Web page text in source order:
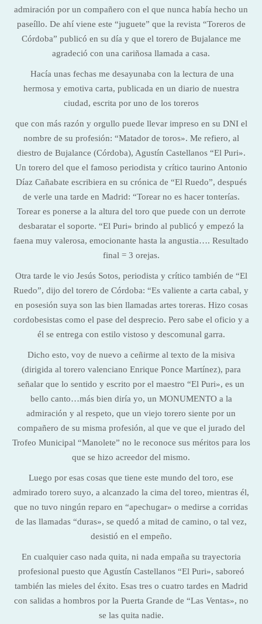
admiración por un compañero con el que nunca había hecho un
paseíllo. De ahí viene este “juguete” que la revista “Toreros de
Córdoba” publicó en su día y que el torero de Bujalance me
agradeció con una cariñosa llamada a casa.
Hacía unas fechas me desayunaba con la lectura de una
hermosa y emotiva carta, publicada en un diario de nuestra
ciudad, escrita por uno de los toreros
que con más razón y orgullo puede llevar impreso en su DNI el
nombre de su profesión: “Matador de toros». Me refiero, al
diestro de Bujalance (Córdoba), Agustín Castellanos “El Puri».
Un torero del que el famoso periodista y crítico taurino Antonio
Díaz Cañabate escribiera en su crónica de “El Ruedo”, después
de verle una tarde en Madrid: “Torear no es hacer tonterías.
Torear es ponerse a la altura del toro que puede con un derrote
desbaratar el soporte. “El Puri» brindo al publicó y empezó la
faena muy valerosa, emocionante hasta la angustia…. Resultado
final = 3 orejas.
Otra tarde le vio Jesús Sotos, periodista y crítico también de “El
Ruedo”, dijo del torero de Córdoba: “Es valiente a carta cabal, y
en posesión suya son las bien llamadas artes toreras. Hizo cosas
cordobesistas como el pase del desprecio. Pero sabe el oficio y a
él se entrega con estilo vistoso y descomunal garra.
Dicho esto, voy de nuevo a ceñirme al texto de la misiva
(dirigida al torero valenciano Enrique Ponce Martínez), para
señalar que lo sentido y escrito por el maestro “El Puri», es un
bello canto…más bien diría yo, un MONUMENTO a la
admiración y al respeto, que un viejo torero siente por un
compañero de su misma profesión, al que ve que el jurado del
Trofeo Municipal “Manolete” no le reconoce sus méritos para los
que se hizo acreedor del mismo.
Luego por esas cosas que tiene este mundo del toro, ese
admirado torero suyo, a alcanzado la cima del toreo, mientras él,
que no tuvo ningún reparo en “apechugar» o medirse a corridas
de las llamadas “duras», se quedó a mitad de camino, o tal vez,
desistió en el empeño.
En cualquier caso nada quita, ni nada empaña su trayectoria
profesional puesto que Agustín Castellanos “El Puri», saboreó
también las mieles del éxito. Esas tres o cuatro tardes en Madrid
con salidas a hombros por la Puerta Grande de “Las Ventas», no
se las quita nadie.